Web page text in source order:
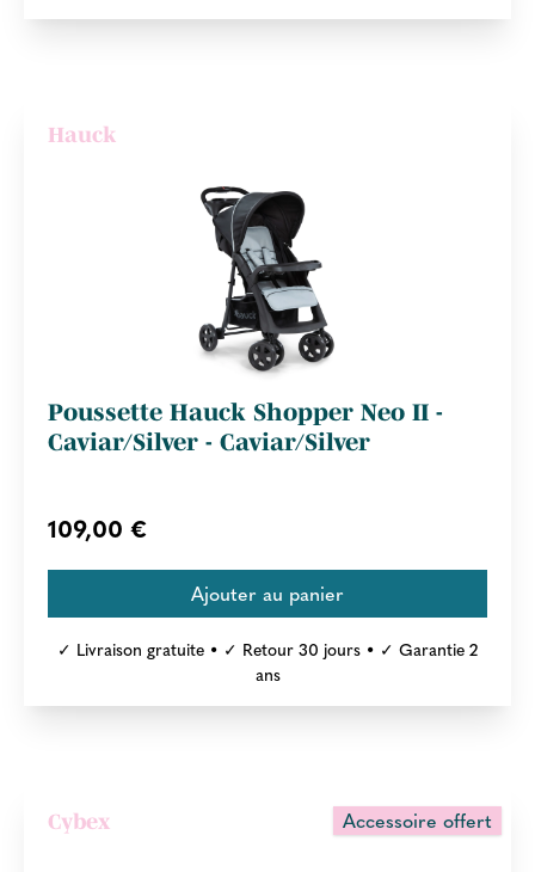
Hauck
Poussette Hauck Shopper Neo II -
Caviar/Silver - Caviar/Silver
109,00 €
✓ Livraison gratuite • ✓ Retour 30 jours • ✓ Garantie 2
ans
Accessoire offert
Cybex